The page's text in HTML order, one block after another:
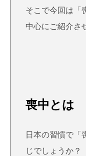
そこで今回は「
中心にご紹介さ
喪中とは
日本の習慣で「
じでしょうか？